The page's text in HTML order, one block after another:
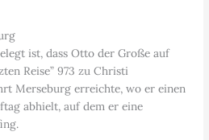
ist, dass Otto der Große auf
Reise” 973 zu Christi
Merseburg erreichte, wo er einen
abhielt, auf dem er eine